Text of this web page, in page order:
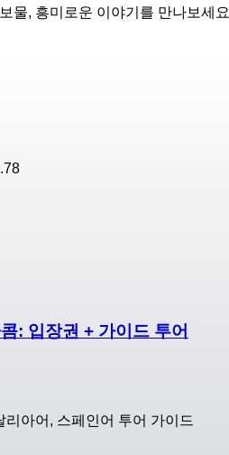
물, 흥미로운 이야기를 만나보세요
: 입장권 + 가이드 투어
리아어, 스페인어 투어 가이드